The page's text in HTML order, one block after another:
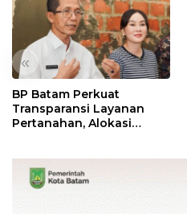
«
BP Batam Perkuat
Transparansi Layanan
Pertanahan, Alokasi